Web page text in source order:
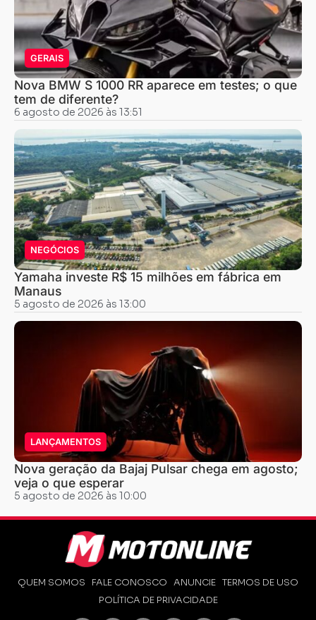
GERAIS
Nova BMW S 1000 RR aparece em testes; o que
tem de diferente?
6 agosto de 2026 às 13:51
NEGÓCIOS
Yamaha investe R$ 15 milhões em fábrica em
Manaus
5 agosto de 2026 às 13:00
LANÇAMENTOS
Nova geração da Bajaj Pulsar chega em agosto;
veja o que esperar
5 agosto de 2026 às 10:00
QUEM SOMOS FALE CONOSCO ANUNCIE TERMOS DE USO
POLÍTICA DE PRIVACIDADE